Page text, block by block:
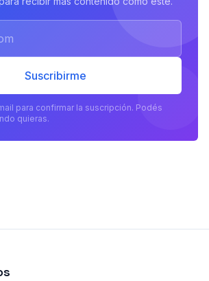
Suscribirme
para confirmar la suscripción. Podés
quieras.